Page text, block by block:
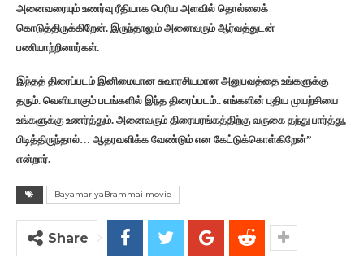
அனைவரையும் உணர்வு ரீதியாக பெரிய அளவில் தொல்லைக்
கொடுத்திருக்கிறேன். இருந்தாலும் அனைவரும் ஆர்வத்துடன்
பணியாற்றினார்கள்.
இந்தத் திரைப்படம் இனிமையான சுவாரசியமான அனுபவத்தை உங்களுக்கு
தரும். வெளியாகும் படங்களில் இந்த திரைப்படம்.. எங்களின் புதிய முயற்சியை
உங்களுக்கு உணர்த்தும். அனைவரும் திரையரங்கத்திற்கு வருகை தந்து பார்த்து,
பிடித்திருந்தால்… ஆதரவளிக்க வேண்டும் என கேட்டுக்கொள்கிறேன்”
என்றார்.
BayamariyaBrammai movie
Share